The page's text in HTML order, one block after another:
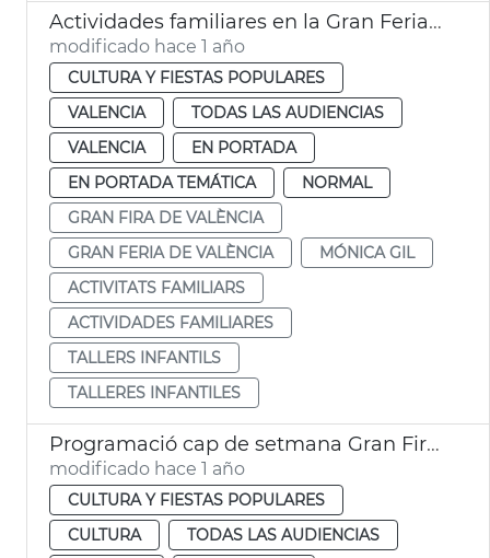
Actividades familiares en la Gran Feria de València
modificado hace 1 año
CULTURA Y FIESTAS POPULARES
VALENCIA
TODAS LAS AUDIENCIAS
VALENCIA
EN PORTADA
EN PORTADA TEMÁTICA
NORMAL
GRAN FIRA DE VALÈNCIA
GRAN FERIA DE VALÈNCIA
MÓNICA GIL
ACTIVITATS FAMILIARS
ACTIVIDADES FAMILIARES
TALLERS INFANTILS
TALLERES INFANTILES
Programació cap de setmana Gran Fira de València
modificado hace 1 año
CULTURA Y FIESTAS POPULARES
CULTURA
TODAS LAS AUDIENCIAS